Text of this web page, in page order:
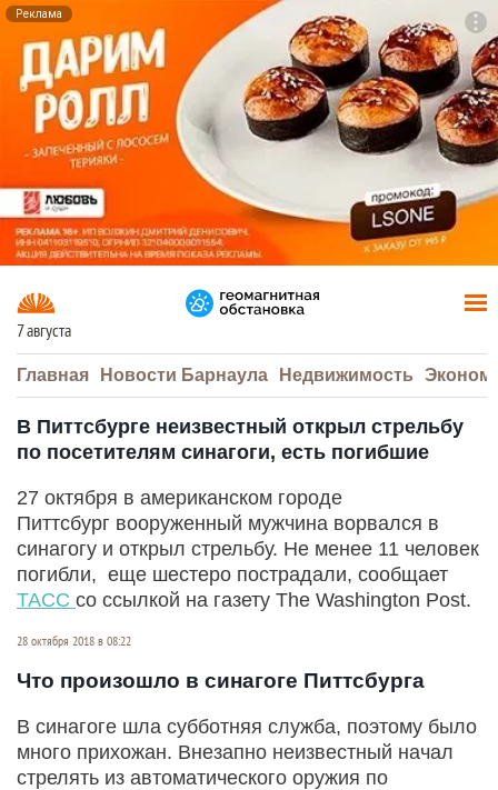
Реклама
7 августа
Главная Новости Барнаула Недвижимость
В Питтсбурге неизвестный открыл стрельбу
по посетителям синагоги, есть погибшие
27 октября в американском городе
Питтсбург вооруженный мужчина ворвался в
синагогу и открыл стрельбу. Не менее 11 человек
погибли, еще шестеро пострадали, сообщает
ТАСС со ссылкой на газету The Washington Post.
28 октября 2018 в 08:22
Что произошло в синагоге Питтсбурга
В синагоге шла субботняя служба, поэтому было
много прихожан. Внезапно неизвестный начал
стрелять из автоматического оружия по